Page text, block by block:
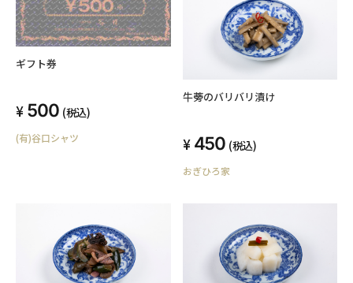
ギフト券
500 (税込)
(有)谷口シャツ
牛蒡のバリバリ漬け
450 (税込)
おぎひろ家